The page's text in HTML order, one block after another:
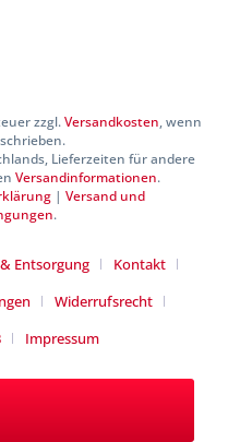
zzgl.Versandkosten, wenn
Lieferzeiten für andere
Versandinformationen.
| Versand und
.
Entsorgung
Kontakt
Widerrufsrecht
Impressum